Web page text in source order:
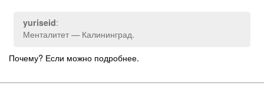
yuriseid:
Менталитет — Калининград.
Почему? Если можно подробнее.